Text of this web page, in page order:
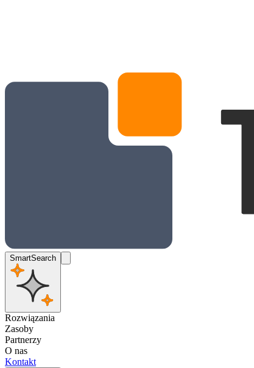
SmartSearch
Rozwiązania
Zasoby
Partnerzy
O nas
Kontakt